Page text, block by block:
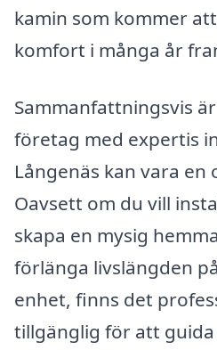
kamin som kommer
komfort i många år
Sammanfattningsvis
företag med expertis
Långenäs kan vara
Oavsett om du vill
skapa en mysig
förlänga livslängden
enhet, finns det
tillgänglig för att